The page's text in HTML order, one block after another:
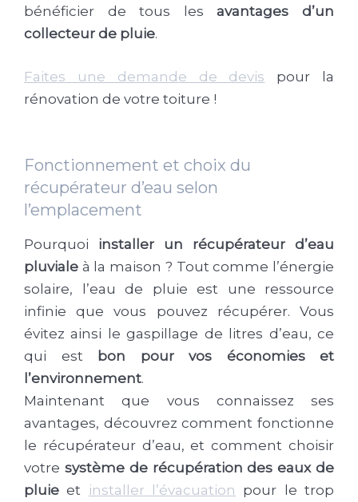
bénéficier de tous lesavantages d’un
collecteur de pluie.
Faites une demande de devis pour la
rénovation de votre toiture !
Fonctionnement et choix du
récupérateur d’eau selon
l’emplacement
Pourquoi installer un récupérateur d’eau
pluviale à la maison ? Tout comme l’énergie
solaire, l’eau de pluie est une ressource
infinie que vous pouvez récupérer. Vous
évitez ainsi le gaspillage de litres d’eau, ce
qui est bon pour vos économies et
l’environnement.
Maintenant que vous connaissez ses
avantages, découvrez comment fonctionne
le récupérateur d’eau, et comment choisir
votre système de récupération des eaux de
pluie et installer l’évacuation pour le trop